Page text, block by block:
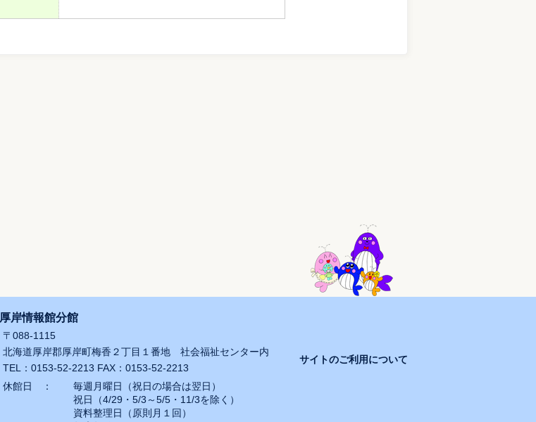
厚岸情報館分館
〒088-1115
北海道厚岸郡厚岸町梅香２丁目１番地 社会福祉センター内
TEL：0153-52-2213 FAX：0153-52-2213
休館日 ：
毎週月曜日（祝日の場合は翌日）
祝日（4/29・5/3～5/5・11/3を除く）
資料整理日（原則月１回）
サイトのご利用について